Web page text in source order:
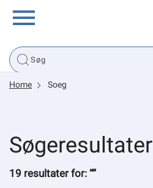
Borger
Politik
Tsunami
Home Soeg
Søgeresultater
19 resultater for: “”